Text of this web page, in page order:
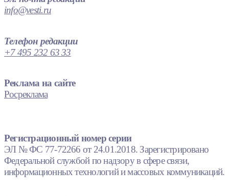
info@vesti.ru
Телефон редакции
+7 495 232 63 33
Реклама на сайте
Росреклама
Регистрационный номер серии
ЭЛ № ФС 77-72266 от 24.01.2018. Зарегистрировано
Федеральной службой по надзору в сфере связи,
информационных технологий и массовых коммуникаций.